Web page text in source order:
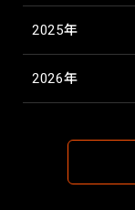
2025年
2026年